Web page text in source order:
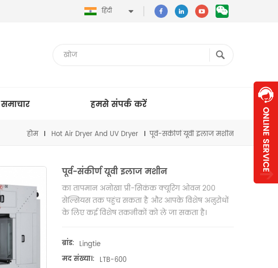
हिंदी
समाचार हमसे संपर्क करें
होम Hot Air Dryer And UV Dryer पूर्व-संकीर्ण यूवी इलाज मशीन
पूर्व-संकीर्ण यूवी इलाज मशीन
का तापमानअनोखा प्री-सिकंक क्यूरिंग ओवन 200
सेल्सियस तक पहुंच सकता है और आपके विशेष अनुरोधों
के लिए कई विशेष तकनीकों को ले जा सकता है।
ब्रांड: Lingtie
मद संख्या।: LTB-600